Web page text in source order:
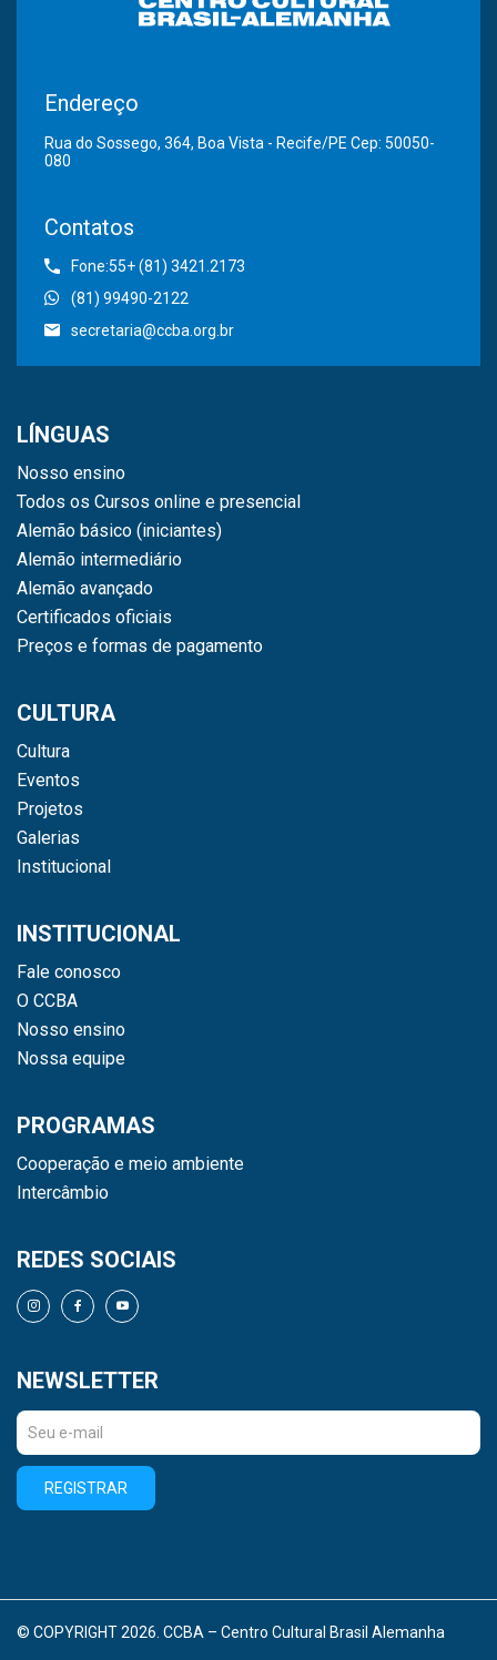
Endereço
Rua do Sossego, 364, Boa Vista - Recife/PE Cep: 50050-
080
Contatos
Fone:55+ (81) 3421.2173
(81) 99490-2122
secretaria@ccba.org.br
LÍNGUAS
Nosso ensino
Todos os Cursos online e presencial
Alemão básico (iniciantes)
Alemão intermediário
Alemão avançado
Certificados oficiais
Preços e formas de pagamento
CULTURA
Cultura
Eventos
Projetos
Galerias
Institucional
INSTITUCIONAL
Fale conosco
O CCBA
Nosso ensino
Nossa equipe
PROGRAMAS
Cooperação e meio ambiente
Intercâmbio
REDES SOCIAIS
NEWSLETTER
REGISTRAR
© COPYRIGHT 2026. CCBA – Centro Cultural Brasil Alemanha